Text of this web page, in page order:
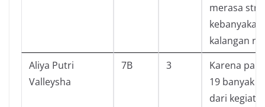
merasa
kalangan
Aliya Putri
Valleysha
7B 3
Karena
19 banyak
dari